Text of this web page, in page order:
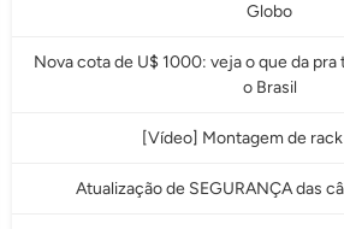
Globo
Nova cota de U$ 1000: veja o que da
o Brasil
[Vídeo] Montagem de
Atualização de SEGURANÇA das